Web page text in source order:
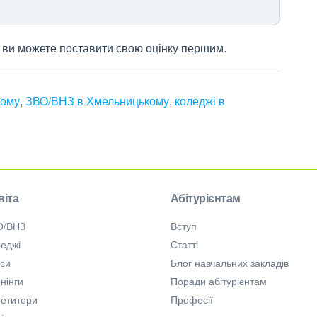
ви можете поставити свою оцінку першим.
, ЗВО/ВНЗ в Хмельницькому, коледжі в
ВНЗ
Абітурієнтам
Вступ
Статті
Блог навчальних закладів
Поради абітурієнтам
Професії